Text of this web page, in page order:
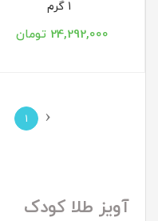
24,292,000 تومان
‹
1
آویز طلا کودک